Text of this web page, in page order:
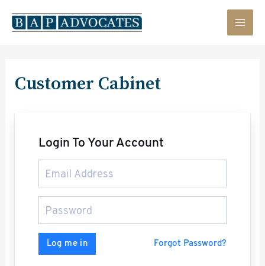
content
Customer Cabinet
Login To Your Account
Log me in Forgot Password?